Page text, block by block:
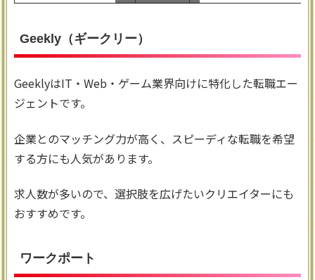
Geekly（ギークリー）
GeeklyはIT・Web・ゲーム業界向けに特化した転職エー
ジェントです。
企業とのマッチング力が高く、スピーディな転職を希望
する方にも人気があります。
求人数が多いので、選択肢を広げたいクリエイターにも
おすすめです。
ワークポート